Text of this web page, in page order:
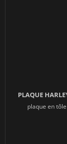
PLAQUE
plaque en